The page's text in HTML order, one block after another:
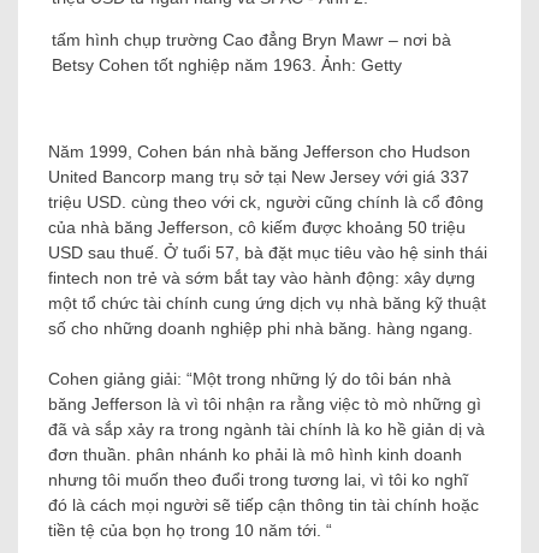
tấm hình chụp trường Cao đẳng Bryn Mawr – nơi bà
Betsy Cohen tốt nghiệp năm 1963. Ảnh: Getty
Năm 1999, Cohen bán nhà băng Jefferson cho Hudson
United Bancorp mang trụ sở tại New Jersey với giá 337
triệu USD. cùng theo với ck, người cũng chính là cổ đông
của nhà băng Jefferson, cô kiếm được khoảng 50 triệu
USD sau thuế. Ở tuổi 57, bà đặt mục tiêu vào hệ sinh thái
fintech non trẻ và sớm bắt tay vào hành động: xây dựng
một tổ chức tài chính cung ứng dịch vụ nhà băng kỹ thuật
số cho những doanh nghiệp phi nhà băng. hàng ngang.
Cohen giảng giải: “Một trong những lý do tôi bán nhà
băng Jefferson là vì tôi nhận ra rằng việc tò mò những gì
đã và sắp xảy ra trong ngành tài chính là ko hề giản dị và
đơn thuần. phân nhánh ko phải là mô hình kinh doanh
nhưng tôi muốn theo đuổi trong tương lai, vì tôi ko nghĩ
đó là cách mọi người sẽ tiếp cận thông tin tài chính hoặc
tiền tệ của bọn họ trong 10 năm tới. “